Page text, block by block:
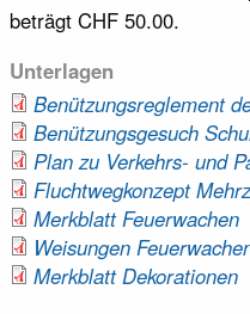
beträgt CHF 50.00.
Unterlagen
Benützungsreglement
Benützungsgesuch
Plan zu Verkehrs- und
Fluchtwegkonzept
Merkblatt Feuerwachen
Weisungen
Merkblatt Dekorationen